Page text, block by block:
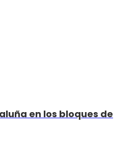
en los bloques de